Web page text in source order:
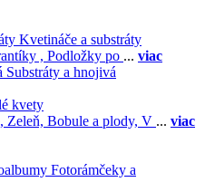
Kvetináče a substráty
, Podložky po ... viac
Substráty a hnojivá
kvety
Zeleň, Bobule a plody, V ... viac
Fotorámčeky a